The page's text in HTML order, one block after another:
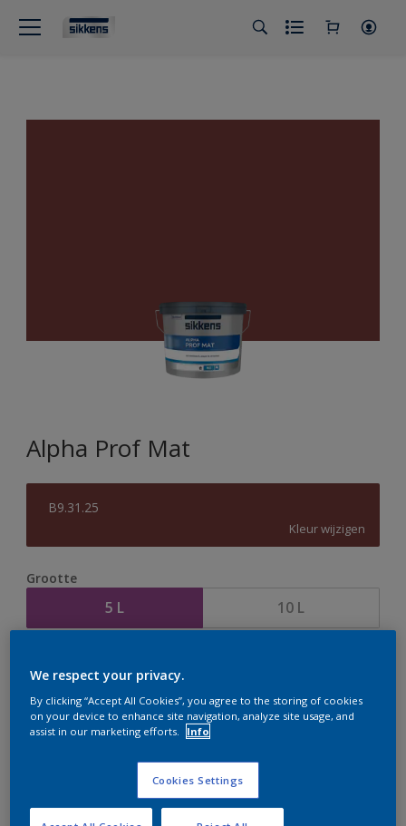
Alpha Prof Mat
B9.31.25
Kleur wijzigen
Grootte
5 L 10 L
Bereken
Op dit moment is het niet mogelijk dit product online
te bestellen. Houd de website in de gaten, we werken
er hard aan om de voorraad aan te vullen.
We respect your privacy.
By clicking “Accept All Cookies”, you agree to the storing of cookies
on your device to enhance site navigation, analyze site usage, and
assist in our marketing efforts.
Info
Cookies Settings